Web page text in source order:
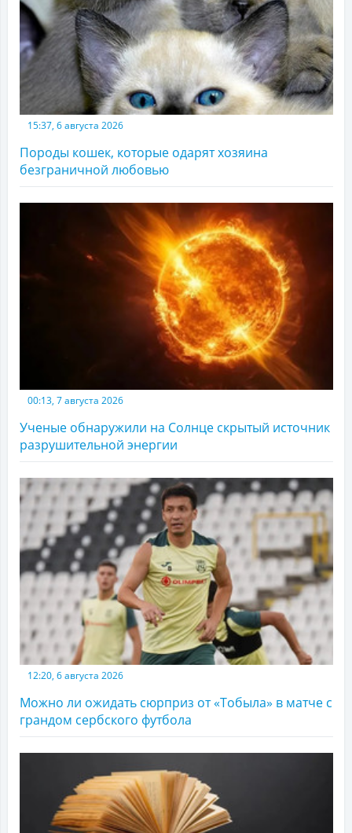
15:37, 6 августа 2026
Породы кошек, которые одарят хозяина
безграничной любовью
00:13, 7 августа 2026
Ученые обнаружили на Солнце скрытый источник
разрушительной энергии
12:20, 6 августа 2026
Можно ли ожидать сюрприз от «Тобыла» в матче с
грандом сербского футбола